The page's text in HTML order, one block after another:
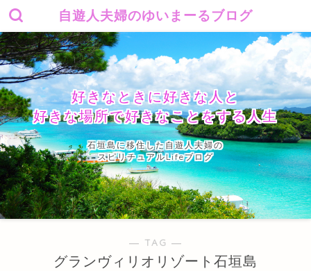
自遊人夫婦のゆいまーるブログ
好きなときに好きな人と
好きな場所で好きなことをする人生
石垣島に移住した自遊人夫婦の
スピリチュアルLifeブログ
― TAG ―
グランヴィリオリゾート石垣島